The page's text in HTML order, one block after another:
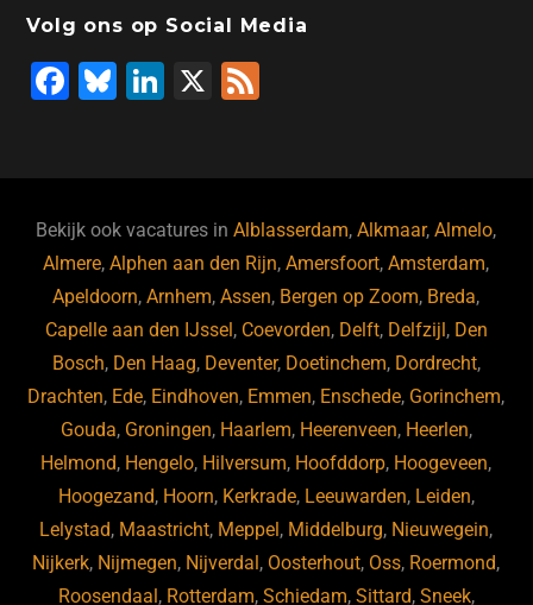
Volg ons op Social Media
F
b
o
o
k
Bl
ky
Li
dI
n
X
Bekijk ook vacatures inAlblasserdam,Alkmaar,Almelo,
Almere,Alphen aan den Rijn,Amersfoort,Amsterdam,
Apeldoorn,Arnhem,Assen, Bergen op Zoom, Breda,
Capelle aan den IJssel, Coevorden, Delft, Delfzijl, Den
Bosch, Den Haag, Deventer, Doetinchem, Dordrecht,
Drachten, Ede, Eindhoven, Emmen, Enschede, Gorinchem,
Gouda, Groningen, Haarlem, Heerenveen, Heerlen,
Helmond, Hengelo, Hilversum, Hoofddorp, Hoogeveen,
Hoogezand, Hoorn, Kerkrade, Leeuwarden, Leiden,
Lelystad, Maastricht, Meppel, Middelburg, Nieuwegein,
Nijkerk, Nijmegen, Nijverdal, Oosterhout, Oss, Roermond,
Roosendaal, Rotterdam, Schiedam, Sittard, Sneek,